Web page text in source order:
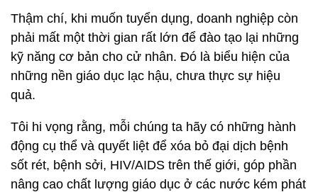
Thậm chí, khi muốn tuyển dụng, doanh nghiệp còn
phải mất một thời gian rất lớn để đào tạo lại những
kỹ năng cơ bản cho cử nhân. Đó là biểu hiện của
những nền giáo dục lạc hậu, chưa thực sự hiệu
quả.
Tôi hi vọng rằng, mỗi chúng ta hãy có những hành
động cụ thể và quyết liệt để xóa bỏ đại dịch bệnh
sốt rét, bệnh sởi, HIV/AIDS trên thế giới, góp phần
nâng cao chất lượng giáo dục ở các nước kém phát